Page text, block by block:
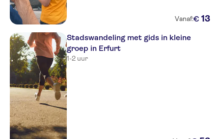
Vanaf:€ 13
Stadswandeling met gids in kleine
groep in Erfurt
1-2 uur